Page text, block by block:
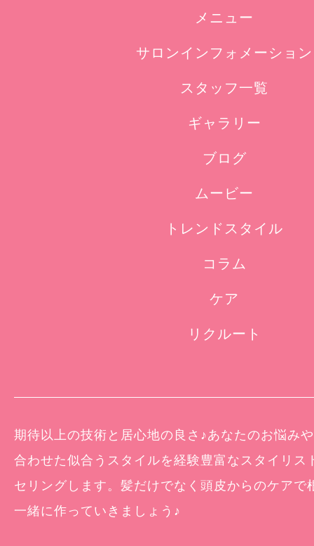
メニュー
サロンインフォメーション
スタッフ一覧
ギャラリー
ブログ
ムービー
トレンドスタイル
コラム
ケア
リクルート
期待以上の技術と居心地の良さ♪あなたのお悩み
合わせた似合うスタイルを経験豊富なスタイリス
セリングします。髪だけでなく頭皮からのケアで
一緒に作っていきましょう♪